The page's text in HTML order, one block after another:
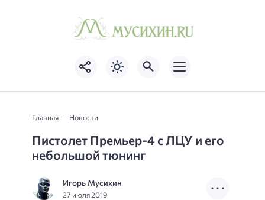
Главная Новости
Пистолет Премьер-4 с ЛЦУ и его
небольшой тюнинг
Игорь Мусихин
27 июля 2019